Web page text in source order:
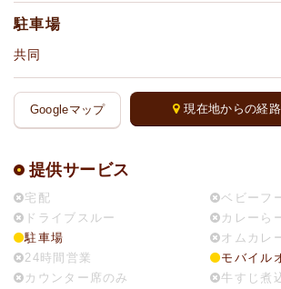
駐車場
共同
Googleマップ 現在地からの経
提供サービス
宅配
ドライブスルー
駐車場
24時間営業
カウンター席のみ
ベビーフ
カレーら
オムカレ
モバイル
牛すじ煮